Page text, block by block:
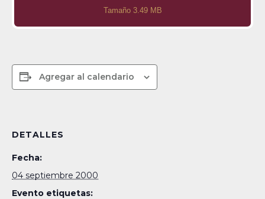
Tamaño 3.49 MB
Agregar al calendario
DETALLES
Fecha:
04 septiembre 2000
Evento etiquetas: